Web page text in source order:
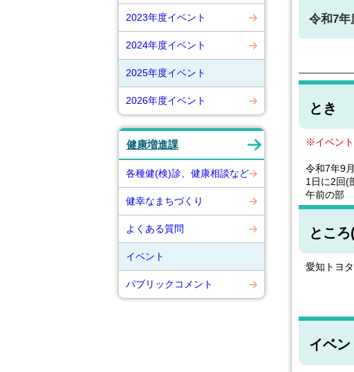
2023年度イベント
2024年度イベント
2025年度イベント
2026年度イベント
健康増進課
各種健(検)診、健康相談など
健幸なまちづくり
よくある質問
イベント
パブリックコメント
令和7年
とき
※イベント
令和7年9
1日に2回(
午前の部
とこ
愛知トヨ
イベ